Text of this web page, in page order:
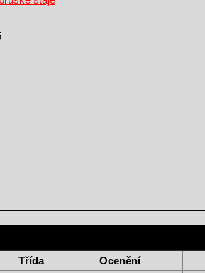
Třída Ocenění